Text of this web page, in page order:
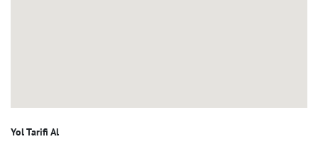
Yol Tarifi Al